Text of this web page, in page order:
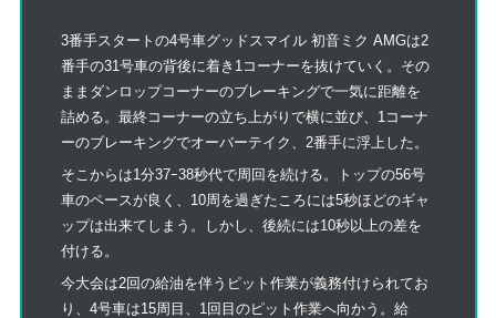
3番手スタートの4号車グッドスマイル 初音ミク AMGは2
番手の31号車の背後に着き1コーナーを抜けていく。その
ままダンロップコーナーのブレーキングで一気に距離を
詰める。最終コーナーの立ち上がりで横に並び、1コーナ
ーのブレーキングでオーバーテイク、2番手に浮上した。
そこからは1分37ｰ38秒代で周回を続ける。トップの56号
車のペースが良く、10周を過ぎたころには5秒ほどのギャ
ップは出来てしまう。しかし、後続には10秒以上の差を
付ける。
今大会は2回の給油を伴うピット作業が義務付けられてお
り、4号車は15周目、1回目のピット作業へ向かう。給